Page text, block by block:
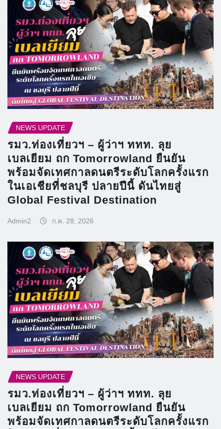
NEWS UPDATE
รมว.ท่องเที่ยวฯ – ผู้ว่าฯ ททท. ลุย
เบลเยียม ถก Tomorrowland ยืนยัน
พร้อมจัดเทศกาลดนตรีระดับโลกครั้งแรก
ในเอเชียที่ชลบุรี ปลายปีนี้ ดันไทยสู่
Global Festival Destination
Admin2 ก.ค. 28, 2026
NEWS UPDATE
รมว.ท่องเที่ยวฯ – ผู้ว่าฯ ททท. ลุย
เบลเยียม ถก Tomorrowland ยืนยัน
พร้อมจัดเทศกาลดนตรีระดับโลกครั้งแรก